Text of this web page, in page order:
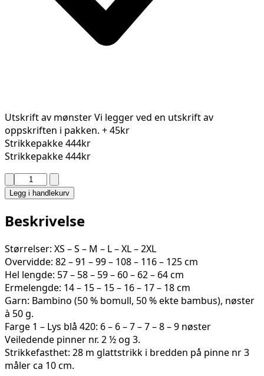
Utskrift av mønsterVi legger ved en utskrift av
oppskriften i pakken. + 45kr
Strikkepakke444kr
Strikkepakke444kr
PERLE
TOPP
9B
antall
Legg i handlekurv
Beskrivelse
Størrelser: XS – S – M – L – XL – 2XL
Overvidde: 82 – 91 – 99 – 108 – 116 – 125 cm
Hel lengde: 57 – 58 – 59 – 60 – 62 – 64 cm
Ermelengde: 14 – 15 – 15 – 16 – 17 – 18 cm
Garn: Bambino (50 % bomull, 50 % ekte bambus), nøster
à 50 g.
Farge 1 – Lys blå 420: 6 – 6 – 7 – 7 – 8 – 9 nøster
Veiledende pinner nr. 2 ½ og 3.
Strikkefasthet: 28 m glattstrikk i bredden på pinne nr 3
måler ca 10 cm.